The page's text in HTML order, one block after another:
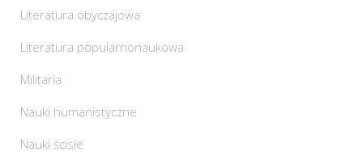
Literatura obyczajowa
Literatura popularnonaukowa
Militaria
Nauki humanistyczne
Nauki ścisłe